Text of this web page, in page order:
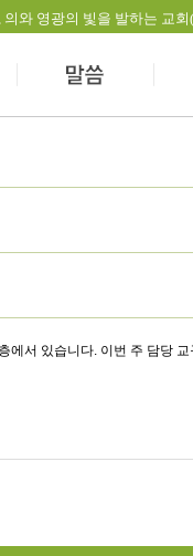
와 영광의 빛을 발하는 교
에서 있습니다. 이번 주 담당